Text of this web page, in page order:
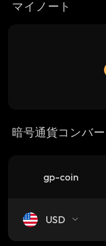
マイノート
暗号通貨コンバ
gp-coin
USD